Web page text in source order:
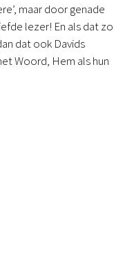
maar door genade
lezer! En als dat zo
dat ook Davids
Woord, Hem als hun